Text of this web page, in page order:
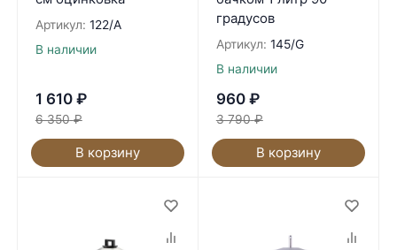
Артикул: 122/A
В наличии
1 610 ₽
6 350 ₽
В корзину
градусов
Артикул: 145/G
В наличии
960 ₽
3 790 ₽
В корзину